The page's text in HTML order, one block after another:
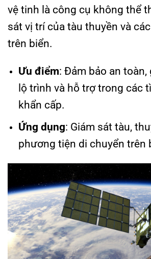
vệ tinh là công cụ không thể
sát vị trí của tàu thuyền và
trên biển.
Ưu điểm: Đảm bảo an
lộ trình và hỗ trợ trong các
khẩn cấp.
Ứng dụng: Giám sát tàu,
phương tiện di chuyển trên